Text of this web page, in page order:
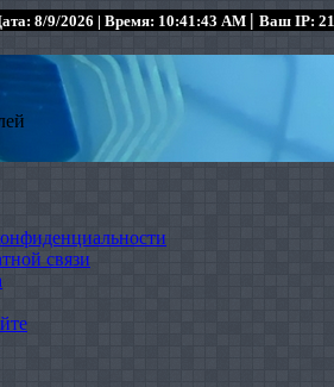
8/9/2026 | Время: 10:41:43 AM | Ваш IP:
связи